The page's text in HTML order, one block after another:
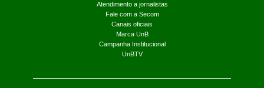
Atendimento a jornalistas
Fale com a Secom
Canais oficiais
Marca UnB
Campanha Institucional
UnBTV